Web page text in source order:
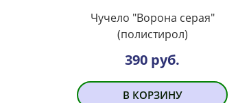
Чучело "Ворона серая"
(полистирол)
390 руб.
В КОРЗИНУ